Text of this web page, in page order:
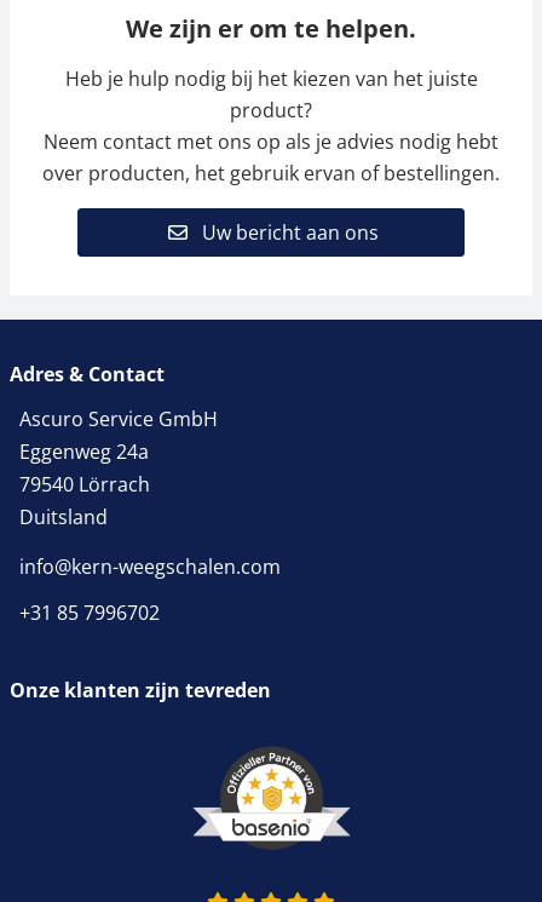
We zijn er om te helpen.
Heb je hulp nodig bij het kiezen van het juiste
product?
Neem contact met ons op als je advies nodig hebt
over producten, het gebruik ervan of bestellingen.
Uw bericht aan ons
Adres & Contact
Ascuro Service GmbH
Eggenweg 24a
79540 Lörrach
Duitsland
info@kern-weegschalen.com
+31 85 7996702
Onze klanten zijn tevreden